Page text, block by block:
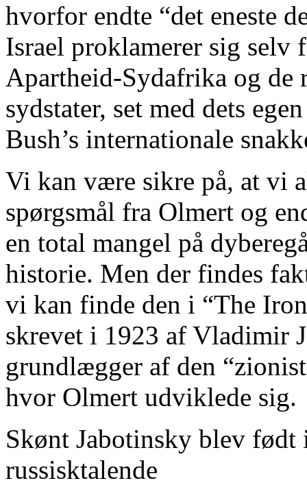
hvorfor endte “det eneste
Israel proklamerer sig selv
Apartheid-Sydafrika og de
sydstater, set med dets
Bush’s internationale
Vi kan være sikre på, at vi
spørgsmål fra Olmert og
en total mangel på
historie. Men der findes
vi kan finde den i “The
skrevet i 1923 af Vladimir
grundlægger af den
hvor Olmert udviklede sig.
Skønt Jabotinsky blev født
russisktalende